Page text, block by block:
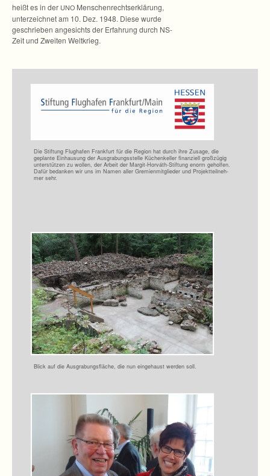
heißt es in der UNO Men­schen­rechts­er­klä­rung,
unter­zeich­net am 10. Dez. 1948. Diese wurde
geschrie­ben ange­sichts der Erfah­rung durch NS-
Zeit und Zwei­ten Weltkrieg.
Die Stif­tung Flug­ha­fen Frank­furt für die Region hat durch ihre Zusage, die
geplante Ein­hau­sung der Aus­gra­bungs­stelle Küchen­kel­ler finan­zi­ell groß­zü­gig
unter­stüt­zen zu wol­len, der Arbeit der Margit-Horváth-Stiftung enorm gehol­fen.
Dafür bedan­ken wir uns im Namen aller Gre­mi­en­mit­glie­der und Pro­jekt­teil­neh­
mer sehr.
Blick auf die Aus­gra­bungs­flä­che, die nun ein­ge­haust wer­den soll.